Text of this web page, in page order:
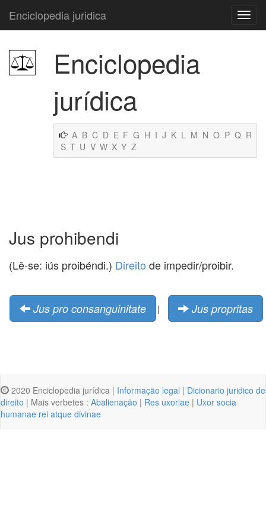
Enciclopedia juridica
Enciclopedia
jurídica
A B C D E F G H I J K L M N O P Q R
S T U V W X Y Z
Jus prohibendi
(Lê-se: iús proibéndi.) Direito de impedir/proibir.
Jus pro consanguinitate | Jus propritas
2020 Enciclopedia jurídica | Informação legal | Dicionario juridico de
direito | Mais verbetes : Abalienação | Res uxoriae | Uxor socia
humanae rei atque divinae